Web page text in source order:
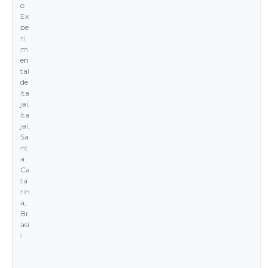
o
Ex
pe
ri
m
en
tal
de
Ita
jaí,
Ita
jaí,
Sa
nt
a
Ca
ta
rin
a,
Br
asi
l